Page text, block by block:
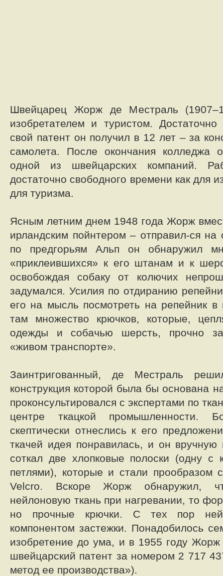
Швейцарец Жорж де Местраль
изобретателем и туристом.
свой патент он получил в 12 лет – за
самолета. После окончания колледжа
одной из швейцарских компаний.
достаточно свободного времени как для
для туризма.
Ясным летним днем 1948 года Жорж
ирландским пойнтером – отправил-ся на
по предгорьям Альп он обнаружил
«приклеившихся» к его штанам и к
освобождая собаку от колючих
задумался. Усилия по отдиранию
его на мысль посмотреть на репейник в
там множество крючков, которые,
одежды и собачью шерсть, прочно
«живом транспорте».
Заинтригованный, де Местраль
конструкция которой была бы основана
проконсультировался с экспертами по
центре ткацкой промышленности.
скептически отнеслись к его
ткачей идея понравилась, и он
соткал две хлопковые полоски (одну с
петлями), которые и стали прообразом
Velcro. Вскоре Жорж обнаружил,
нейлоновую ткань при нагревании, то
но прочные крючки. С тех пор
компонентом застежки. Понадобилось
изобретение до ума, и в 1955 году
швейцарский патент за номером 2 717
метод ее производства»).